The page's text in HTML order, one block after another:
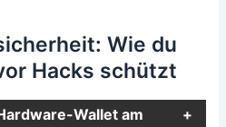
Wie du
Hacks schützt
Wallet am